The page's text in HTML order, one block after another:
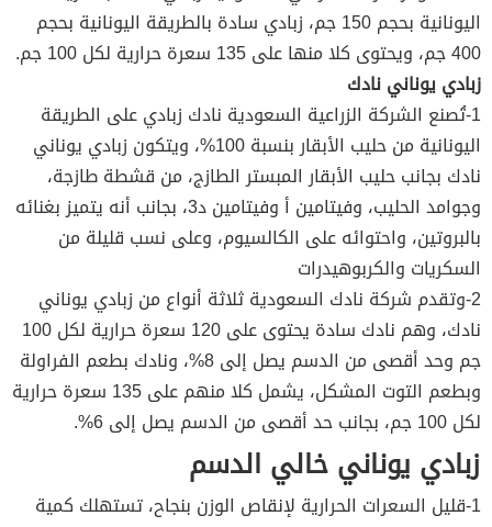
اليونانية بحجم 150 جم، زبادي سادة بالطريقة اليونانية بحجم
400 جم، ويحتوى كلا منها على 135 سعرة حرارية لكل 100 جم.
زبادي يوناني نادك
1-تُصنع الشركة الزراعية السعودية نادك زبادي على الطريقة
اليونانية من حليب الأبقار بنسبة 100%، ويتكون زبادي يوناني
نادك بجانب حليب الأبقار المبستر الطازج، من قشطة طازجة،
وجوامد الحليب، وفيتامين أ وفيتامين د3، بجانب أنه يتميز بغنائه
بالبروتين، واحتوائه على الكالسيوم، وعلى نسب قليلة من
السكريات والكربوهيدرات
2-وتقدم شركة نادك السعودية ثلاثة أنواع من زبادي يوناني
نادك، وهم نادك سادة يحتوى على 120 سعرة حرارية لكل 100
جم وحد أقصى من الدسم يصل إلى 8%، ونادك بطعم الفراولة
وبطعم التوت المشكل، يشمل كلا منهم على 135 سعرة حرارية
لكل 100 جم، بجانب حد أقصى من الدسم يصل إلى 6%.
زبادي يوناني خالي الدسم
1-قليل السعرات الحرارية لإنقاص الوزن بنجاح، تستهلك كمية